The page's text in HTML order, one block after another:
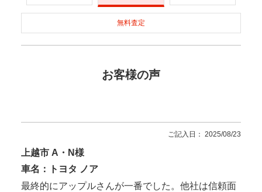
無料査定
お客様の声
ご記入日： 2025/08/23
上越市 A・N様
車名：トヨタ ノア
最終的にアップルさんが一番でした。他社は信頼面